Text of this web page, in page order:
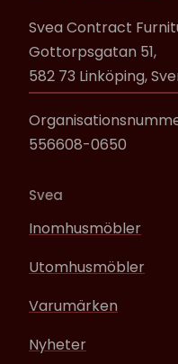
Svea Contract
Gottorpsgatan 51,
582 73 Linköping,
556608-0650
Svea
Inomhusmöbler
Utomhusmöbler
Varumärken
Nyheter